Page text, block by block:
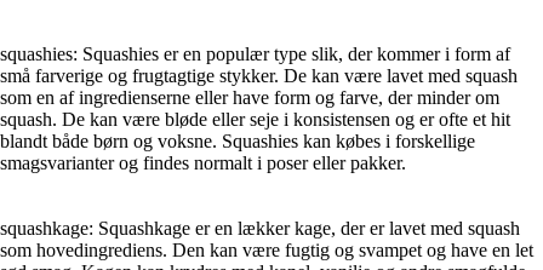
squashies: Squashies er en populær type slik, der kommer i form af
små farverige og frugtagtige stykker. De kan være lavet med squash
som en af ingredienserne eller have form og farve, der minder om
squash. De kan være bløde eller seje i konsistensen og er ofte et hit
blandt både børn og voksne. Squashies kan købes i forskellige
smagsvarianter og findes normalt i poser eller pakker.
squashkage: Squashkage er en lækker kage, der er lavet med squash
som hovedingrediens. Den kan være fugtig og svampet og have en let